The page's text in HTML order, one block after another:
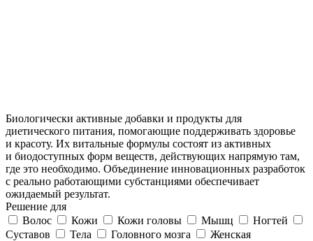
Биологически активные добавки и продукты для
диетического питания, помогающие поддерживать здоровье
и красоту. Их витальные формулы состоят из активных
и биодоступных форм веществ, действующих напрямую там,
где это необходимо. Объединение инновационных разработок
с реально работающими субстанциями обеспечивает
ожидаемый результат.
Решение для
Волос
Кожи Кожи головы Мышц
Ногтей
Суставов
Тела Головного мозга Женская